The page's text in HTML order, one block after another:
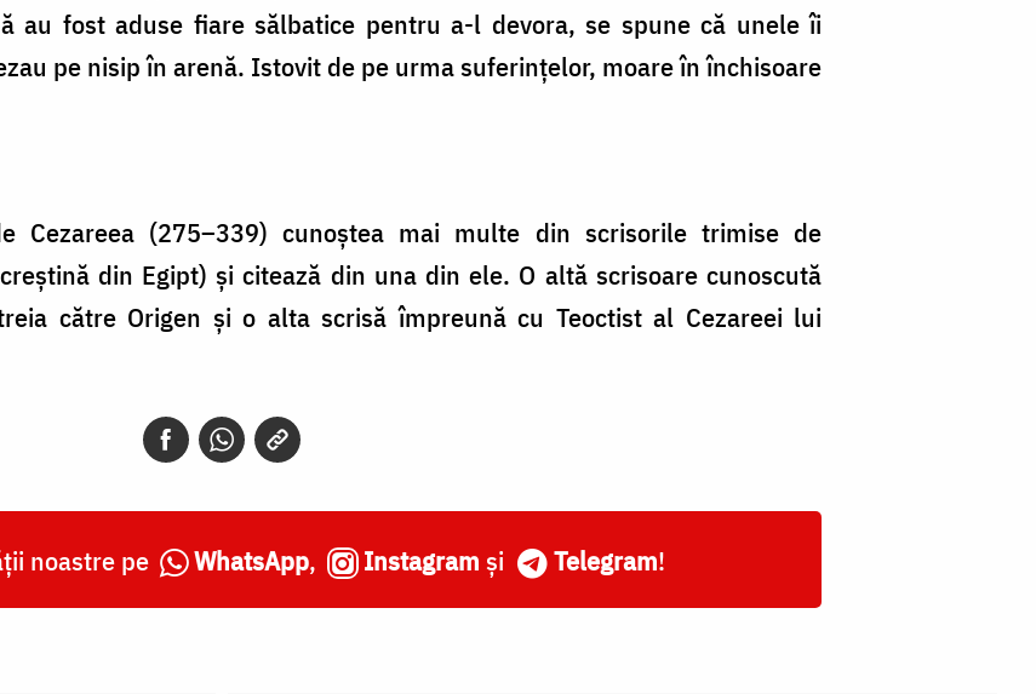
au fost aduse fiare sălbatice pentru a-l devora, se spune că unele îi
pe nisip în arenă. Istovit de pe urma suferințelor, moare în închisoare
Cezareea (275–339) cunoștea mai multe din scrisorile trimise de
din Egipt) și citează din una din ele. O altă scrisoare cunoscută
către Origen și o alta scrisă împreună cu Teoctist al Cezareei lui
noastre pe WhatsApp, Instagram și Telegram!